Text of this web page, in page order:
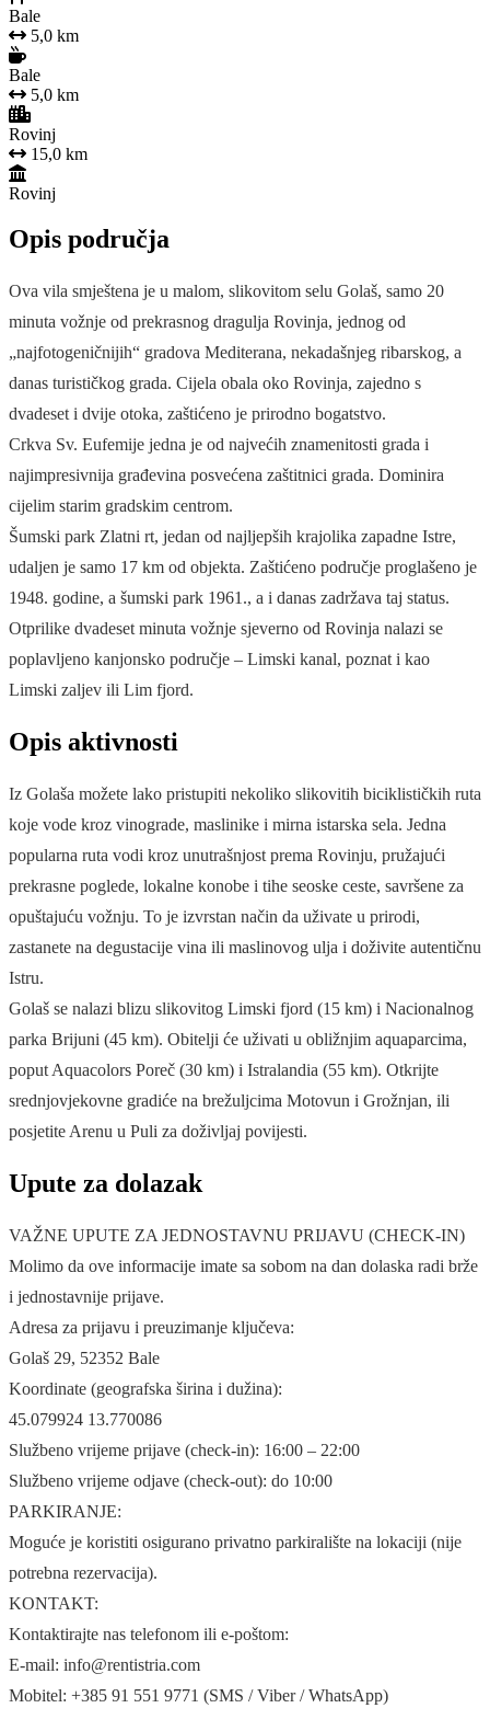
Bale
5,0 km
Bale
5,0 km
Rovinj
15,0 km
Rovinj
Opis područja
Ova vila smještena je u malom, slikovitom selu Golaš, samo 20
minuta vožnje od prekrasnog dragulja Rovinja, jednog od
„najfotogeničnijih“ gradova Mediterana, nekadašnjeg ribarskog, a
danas turističkog grada. Cijela obala oko Rovinja, zajedno s
dvadeset i dvije otoka, zaštićeno je prirodno bogatstvo.
Crkva Sv. Eufemije jedna je od najvećih znamenitosti grada i
najimpresivnija građevina posvećena zaštitnici grada. Dominira
cijelim starim gradskim centrom.
Šumski park Zlatni rt, jedan od najljepših krajolika zapadne Istre,
udaljen je samo 17 km od objekta. Zaštićeno područje proglašeno je
1948. godine, a šumski park 1961., a i danas zadržava taj status.
Otprilike dvadeset minuta vožnje sjeverno od Rovinja nalazi se
poplavljeno kanjonsko područje – Limski kanal, poznat i kao
Limski zaljev ili Lim fjord.
Opis aktivnosti
Iz Golaša možete lako pristupiti nekoliko slikovitih biciklističkih ruta
koje vode kroz vinograde, maslinike i mirna istarska sela. Jedna
popularna ruta vodi kroz unutrašnjost prema Rovinju, pružajući
prekrasne poglede, lokalne konobe i tihe seoske ceste, savršene za
opuštajuću vožnju. To je izvrstan način da uživate u prirodi,
zastanete na degustacije vina ili maslinovog ulja i doživite autentičnu
Istru.
Golaš se nalazi blizu slikovitog Limski fjord (15 km) i Nacionalnog
parka Brijuni (45 km). Obitelji će uživati u obližnjim aquaparcima,
poput Aquacolors Poreč (30 km) i Istralandia (55 km). Otkrijte
srednjovjekovne gradiće na brežuljcima Motovun i Grožnjan, ili
posjetite Arenu u Puli za doživljaj povijesti.
Upute za dolazak
VAŽNE UPUTE ZA JEDNOSTAVNU PRIJAVU (CHECK-IN)
Molimo da ove informacije imate sa sobom na dan dolaska radi brže
i jednostavnije prijave.
Adresa za prijavu i preuzimanje ključeva:
Golaš 29, 52352 Bale
Koordinate (geografska širina i dužina):
45.079924 13.770086
Službeno vrijeme prijave (check-in): 16:00 – 22:00
Službeno vrijeme odjave (check-out): do 10:00
PARKIRANJE:
Moguće je koristiti osigurano privatno parkiralište na lokaciji (nije
potrebna rezervacija).
KONTAKT:
Kontaktirajte nas telefonom ili e-poštom:
E-mail: info@rentistria.com
Mobitel: +385 91 551 9771 (SMS / Viber / WhatsApp)